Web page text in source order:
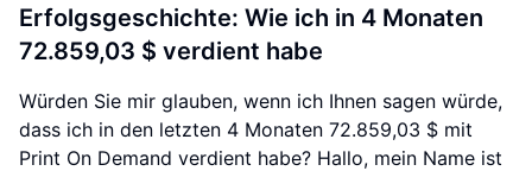
Erfolgsgeschichte: Wie ich in 4 Monaten
72.859,03 $ verdient habe
Würden Sie mir glauben, wenn ich Ihnen sagen würde,
dass ich in den letzten 4 Monaten 72.859,03 $ mit
Print On Demand verdient habe? Hallo, mein Name ist